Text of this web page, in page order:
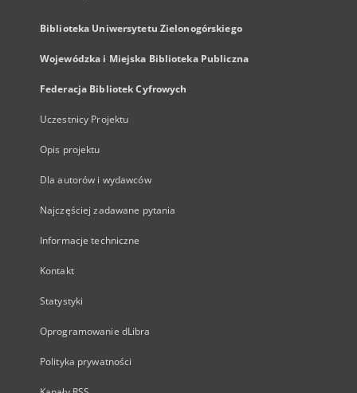
Biblioteka Uniwersytetu Zielonogórskiego
Wojewódzka i Miejska Biblioteka Publiczna
Federacja Bibliotek Cyfrowych
Uczestnicy Projektu
Opis projektu
Dla autorów i wydawców
Najczęściej zadawane pytania
Informacje techniczne
Kontakt
Statystyki
Oprogramowanie dLibra
Polityka prywatności